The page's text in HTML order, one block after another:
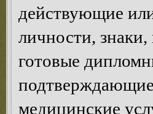
действующие
личности,
готовые
подтверждающие
медицинские